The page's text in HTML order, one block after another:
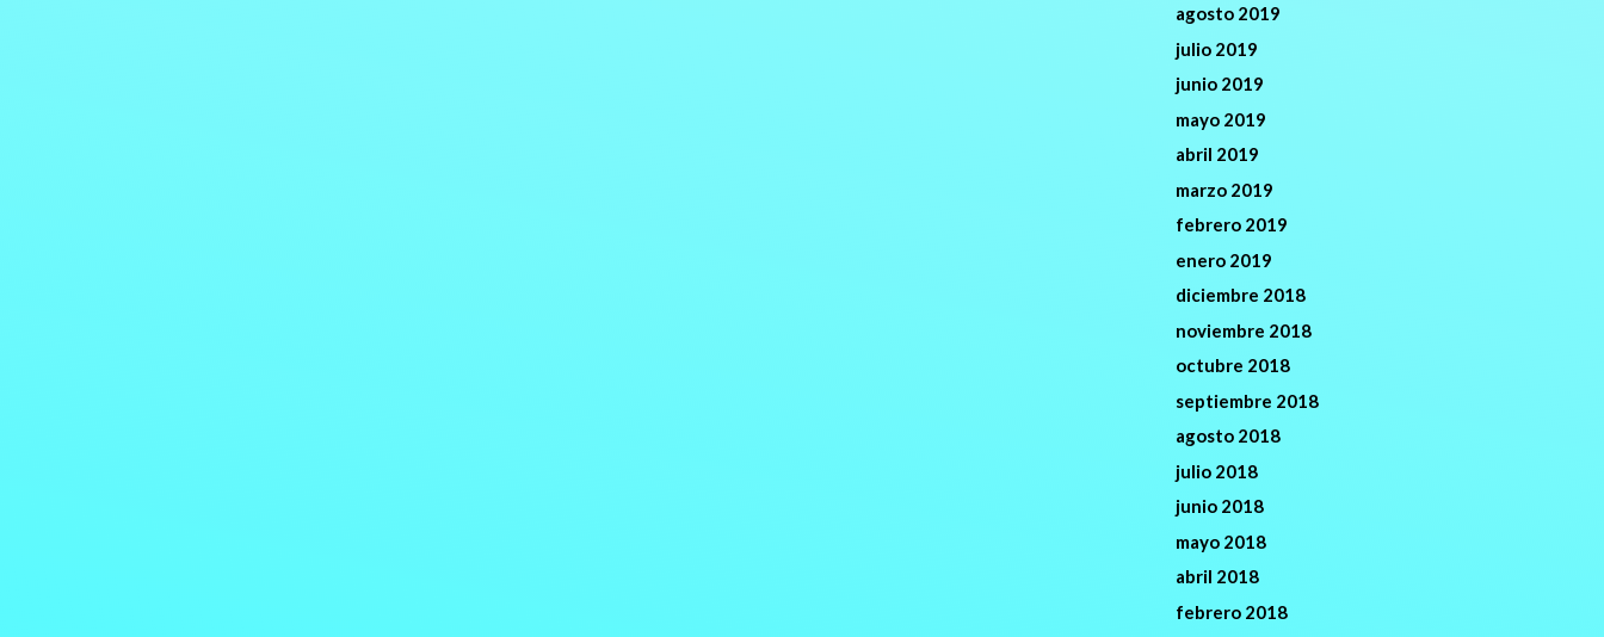
agosto 2019
julio 2019
junio 2019
mayo 2019
abril 2019
marzo 2019
febrero 2019
enero 2019
diciembre 2018
noviembre 2018
octubre 2018
septiembre 2018
agosto 2018
julio 2018
junio 2018
mayo 2018
abril 2018
febrero 2018